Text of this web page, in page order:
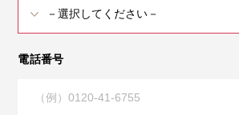
電話番号